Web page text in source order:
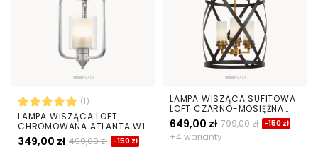
(1)
LAMPA WISZĄCA LOFT
CHROMOWANA ATLANTA W1
349,00 zł 499,00 zł -150 zł
LAMPA WISZĄCA SUFITOWA
LOFT CZARNO-MOSIĘŻNA
ASTILA W3
649,00 zł 799,00 zł -150 zł
+4 warianty